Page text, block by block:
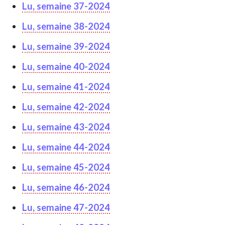
Lu, semaine 37-2024
Lu, semaine 38-2024
Lu, semaine 39-2024
Lu, semaine 40-2024
Lu, semaine 41-2024
Lu, semaine 42-2024
Lu, semaine 43-2024
Lu, semaine 44-2024
Lu, semaine 45-2024
Lu, semaine 46-2024
Lu, semaine 47-2024